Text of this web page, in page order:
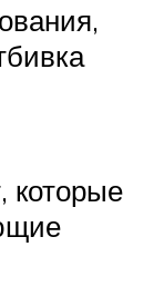
которые